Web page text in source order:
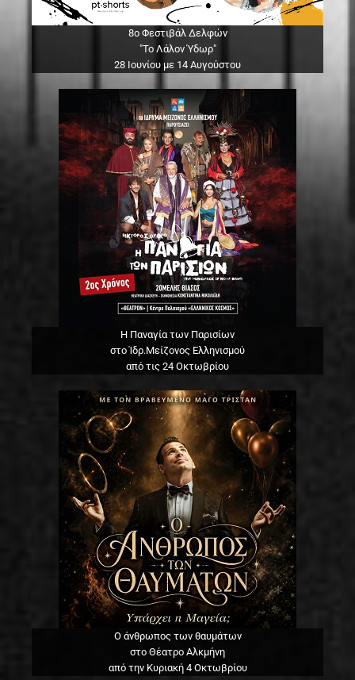
8ο Φεστιβάλ Δελφών
"Το Λάλον Ύδωρ"
28 Ιουνίου με 14 Αυγούστου
Η Παναγία των Παρισίων
στο Ίδρ.Μείζονος Ελληνισμού
από τις 24 Οκτωβρίου
Ο άνθρωπος των θαυμάτων
στο Θέατρο Αλκμήνη
από την Κυριακή 4 Οκτωβρίου